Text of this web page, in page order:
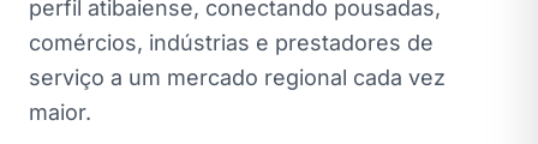
perfil atibaiense, conectando pousadas,
comércios, indústrias e prestadores de
serviço a um mercado regional cada vez
maior.